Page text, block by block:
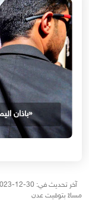
«باذان
مساءً بتوقيت عدن